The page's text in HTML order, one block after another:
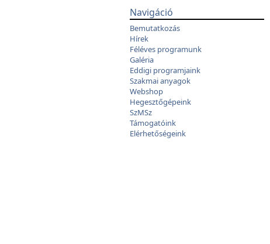
Navigáció
Bemutatkozás
Hírek
Féléves programunk
Galéria
Eddigi programjaink
Szakmai anyagok
Webshop
Hegesztőgépeink
SzMSz
Támogatóink
Elérhetőségeink